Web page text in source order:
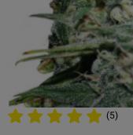
(5)